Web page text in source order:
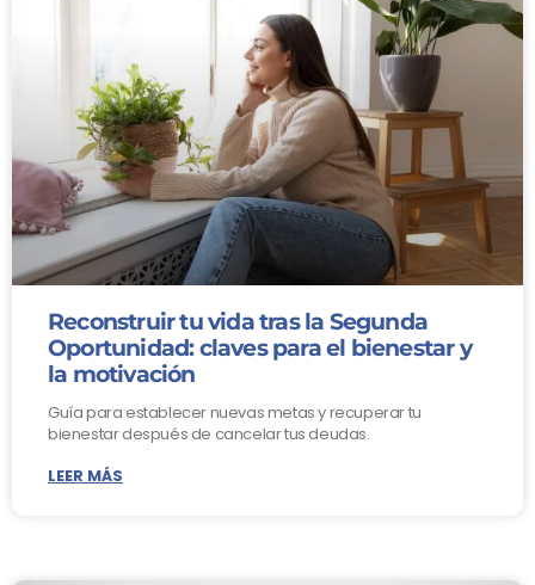
Reconstruir tu vida tras la Segunda
Oportunidad: claves para el bienestar y
la motivación
Guía para establecer nuevas metas y recuperar tu
bienestar después de cancelar tus deudas.
LEER MÁS